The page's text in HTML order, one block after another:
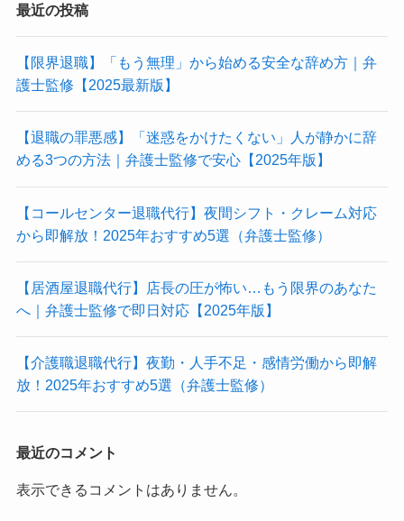
最近の投稿
【限界退職】「もう無理」から始める安全な辞め方｜弁
護士監修【2025最新版】
【退職の罪悪感】「迷惑をかけたくない」人が静かに辞
める3つの方法｜弁護士監修で安心【2025年版】
【コールセンター退職代行】夜間シフト・クレーム対応
から即解放！2025年おすすめ5選（弁護士監修）
【居酒屋退職代行】店長の圧が怖い…もう限界のあなた
へ｜弁護士監修で即日対応【2025年版】
【介護職退職代行】夜勤・人手不足・感情労働から即解
放！2025年おすすめ5選（弁護士監修）
最近のコメント
表示できるコメントはありません。